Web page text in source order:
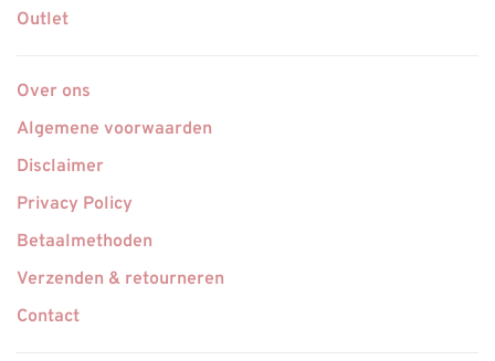
Outlet
Over ons
Algemene voorwaarden
Disclaimer
Privacy Policy
Betaalmethoden
Verzenden & retourneren
Contact